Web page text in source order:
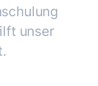
unser